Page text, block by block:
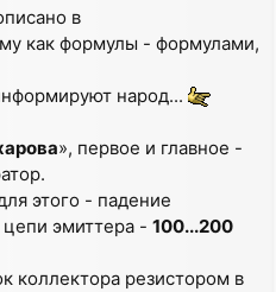
в
как формулы - формулами,
народ...
», первое и главное -
этого - падение
эмиттера - 100...200
коллектора резистором в